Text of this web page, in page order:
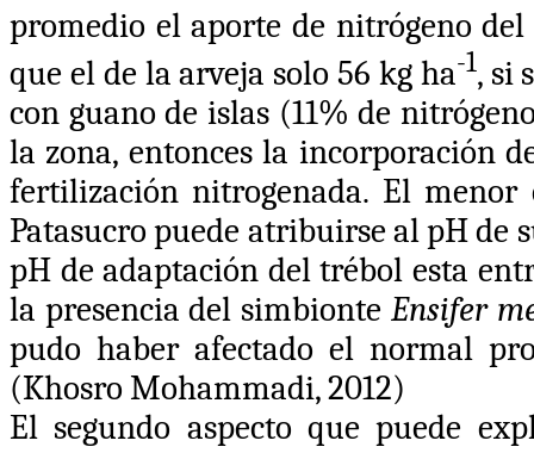
promedio el aporte de nitrógeno
que el de la arveja solo 56 kg ha-1, si
con guano de islas (11% de
la zona, entonces la incorporación
fertilización nitrogenada. El
Patasucro puede atribuirse al pH de
pH de adaptación del trébol esta
la presencia del simbionte Ensifer
pudo haber afectado el normal
(Khosro Mohammadi, 2012)
El segundo aspecto que puede